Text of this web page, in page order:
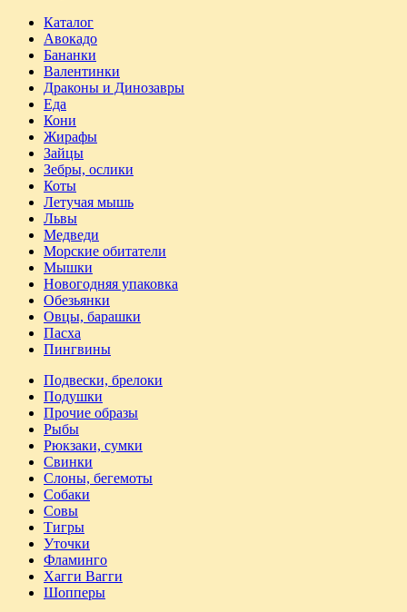
Каталог
Авокадо
Бананки
Валентинки
Драконы и Динозавры
Еда
Кони
Жирафы
Зайцы
Зебры, ослики
Коты
Летучая мышь
Львы
Медведи
Морские обитатели
Мышки
Новогодняя упаковка
Обезьянки
Овцы, барашки
Пасха
Пингвины
Подвески, брелоки
Подушки
Прочие образы
Рыбы
Рюкзаки, сумки
Свинки
Слоны, бегемоты
Собаки
Совы
Тигры
Уточки
Фламинго
Хагги Вагги
Шопперы